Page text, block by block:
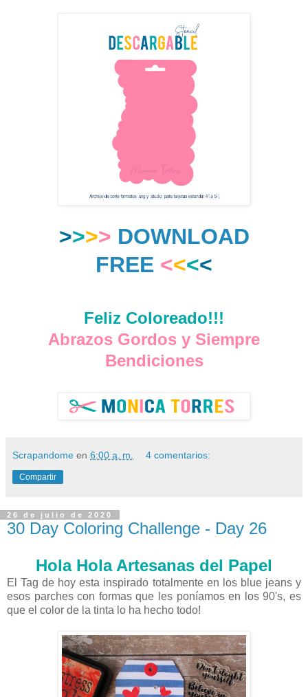
>>>> DOWNLOAD
FREE <<<<
Feliz Coloreado!!!
Abrazos Gordos y Siempre
Bendiciones
Scrapandome en 6:00 a. m. 4 comentarios:
Compartir
26 de julio de 2020
30 Day Coloring Challenge - Day 26
Hola Hola Artesanas del Papel
El Tag de hoy esta inspirado totalmente en los blue jeans y
esos parches con formas que les poníamos en los 90's, es
que el color de la tinta lo ha hecho todo!